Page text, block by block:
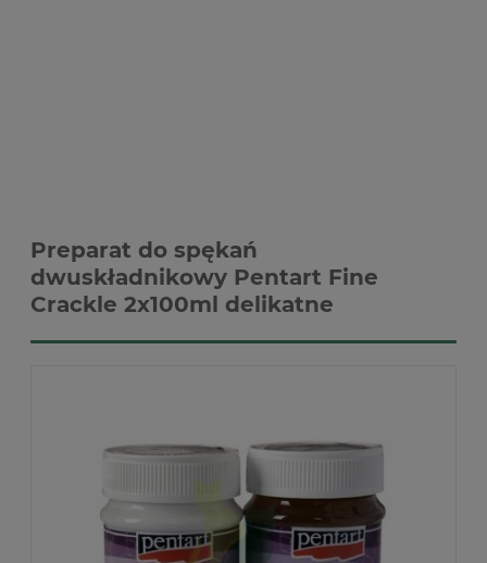
Preparat do spękań
dwuskładnikowy Pentart Fine
Crackle 2x100ml delikatne